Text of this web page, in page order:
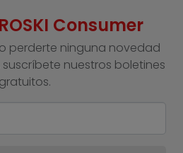
Consumer
perderte ninguna novedad
suscríbete nuestros boletines
gratuitos.